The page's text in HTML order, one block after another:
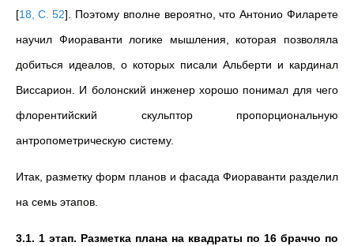
[18, С. 52]. Поэтому вполне вероятно, что Антонио Филарете
научил Фиораванти логике мышления, которая позволяла
добиться идеалов, о которых писали Альберти и кардинал
Виссарион. И болонский инженер хорошо понимал для чего
флорентийский скульптор пропорциональную
антропометрическую систему.
Итак, разметку форм планов и фасада Фиораванти разделил
на семь этапов.
3.1. 1 этап. Разметка плана на квадраты по 16 браччо по